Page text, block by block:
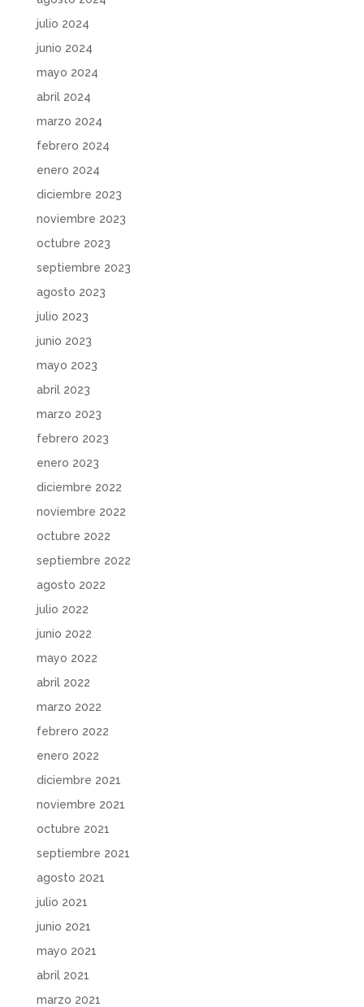
julio 2024
junio 2024
mayo 2024
abril 2024
marzo 2024
febrero 2024
enero 2024
diciembre 2023
noviembre 2023
octubre 2023
septiembre 2023
agosto 2023
julio 2023
junio 2023
mayo 2023
abril 2023
marzo 2023
febrero 2023
enero 2023
diciembre 2022
noviembre 2022
octubre 2022
septiembre 2022
agosto 2022
julio 2022
junio 2022
mayo 2022
abril 2022
marzo 2022
febrero 2022
enero 2022
diciembre 2021
noviembre 2021
octubre 2021
septiembre 2021
agosto 2021
julio 2021
junio 2021
mayo 2021
abril 2021
marzo 2021